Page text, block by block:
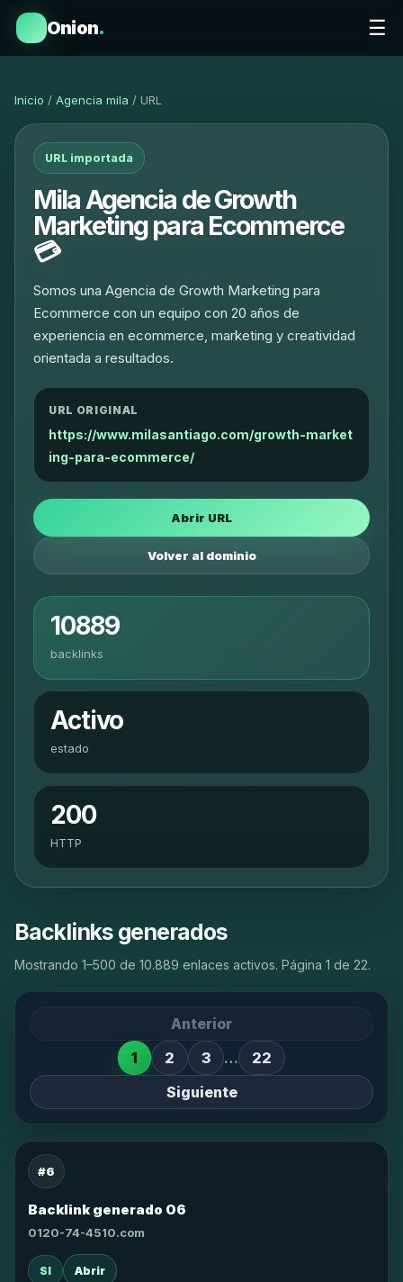
Onion. ☰
Inicio / Agencia mila / URL
URL importada
Mila Agencia de Growth
Marketing para Ecommerce
💳
Somos una Agencia de Growth Marketing para
Ecommerce con un equipo con 20 años de
experiencia en ecommerce, marketing y creatividad
orientada a resultados.
URL ORIGINAL
https://www.milasantiago.com/growth-market
ing-para-ecommerce/
Abrir URL
Volver al dominio
10889
backlinks
Activo
estado
200
HTTP
Backlinks generados
Mostrando 1–500 de 10.889 enlaces activos. Página 1 de 22.
Anterior
1
2 3 …
22
Siguiente
#6
Backlink generado 06
0120-74-4510.com
SI Abrir